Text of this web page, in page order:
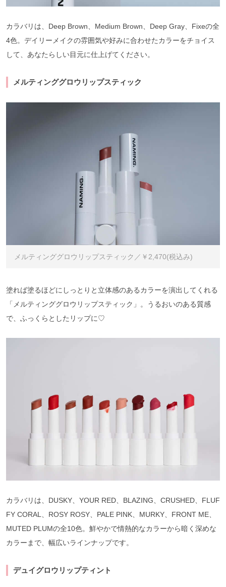
カラバリは、Deep Brown、Medium Brown、Deep Gray、Fixeの全
4色。デイリーメイクの雰囲気や好みに合わせたカラーをチョイス
して、あなたらしい目元に仕上げてください。
メルティンググロウリップスティック
メルティンググロウリップスティック／￥2,470(税込み)
塗れば塗るほどにしっとりと立体感のあるカラーを演出してくれる
「メルティンググロウリップスティック」。うるおいのある質感
で、ふっくらとしたリップに♡
カラバリは、DUSKY、YOUR RED、BLAZING、CRUSHED、FLUF
FY CORAL、ROSY ROSY、PALE PINK、MURKY、FRONT ME、
MUTED PLUMの全10色。鮮やかで情熱的なカラーから暗く深めな
カラーまで、幅広いラインナップです。
デュイグロウリップティント